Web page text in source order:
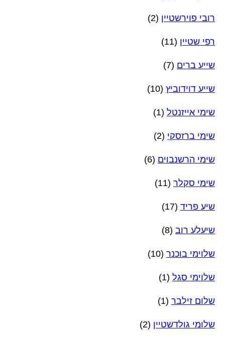
רובי פוירשטיין (2)
רפי שטיין (11)
שייע ברים (7)
שייע דוידוביץ (10)
שימי אייזנטל (1)
שימי ברזסקי (2)
שימי הרשנבוים (6)
שימי סקלר (11)
שיע פריד (17)
שיעלע רוב (8)
שלוימי בוכנר (10)
שלוימי סגל (1)
שלום זילבר (1)
שלומי גולדשטיין (2)